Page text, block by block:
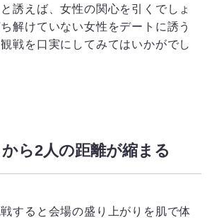
誘えば、女性の関心を引くでしょ
解けていない女性をデートに誘う
戦を口実にしてみてはいかがでし
ら2人の距離が縮まる
すると会場の盛り上がりを肌で体